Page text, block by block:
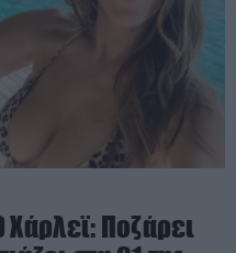
Χάρλεϊ: Ποζάρει